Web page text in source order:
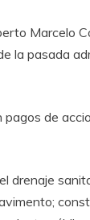
Marcelo
la pasada
de
drenaje